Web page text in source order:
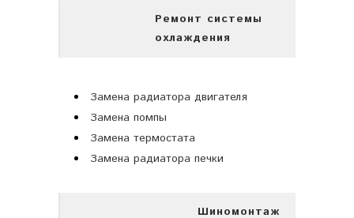
Ремонт системы
охлаждения
Замена радиатора двигателя
Замена помпы
Замена термостата
Замена радиатора печки
Шиномонтаж